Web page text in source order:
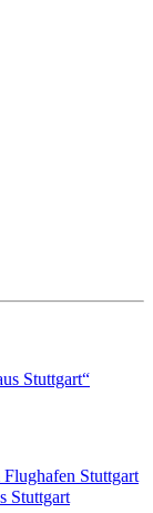
Stuttgart“
Stuttgart
Stuttgart